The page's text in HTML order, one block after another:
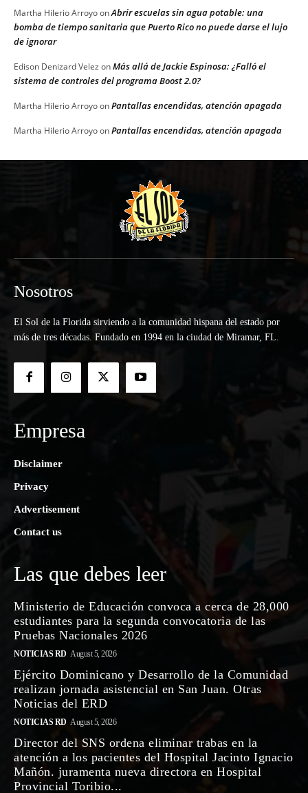
Martha Hilerio ArroyoonAbrir escuelas sin agua potable: una
bomba de tiempo sanitaria que Puerto Rico no puede darse el lujo
de ignorar
Edison Denizard Velez onMás allá de Jackie Espinosa: ¿Falló el
sistema de controles del programa Boost 2.0?
Martha Hilerio ArroyoonPantallas encendidas, atención apagada
Martha Hilerio ArroyoonPantallas encendidas, atención apagada
Nosotros
El Sol de la Florida sirviendo a la comunidad hispana del estado por
más de tres décadas. Fundado en 1994 en la ciudad de Miramar, FL.
Empresa
Disclaimer
Privacy
Advertisement
Contact us
Las que debes leer
Ministerio de Educación convoca a cerca de 28,000
estudiantes para la segunda convocatoria de las
Pruebas Nacionales 2026
NOTICIAS RD August 5, 2026
Ejército Dominicano y Desarrollo de la Comunidad
realizan jornada asistencial en San Juan. Otras
Noticias del ERD
NOTICIAS RD August 5, 2026
Director del SNS ordena eliminar trabas en la
atención a los pacientes del Hospital Jacinto Ignacio
Mañón. juramenta nueva directora en Hospital
Provincial Toribio...